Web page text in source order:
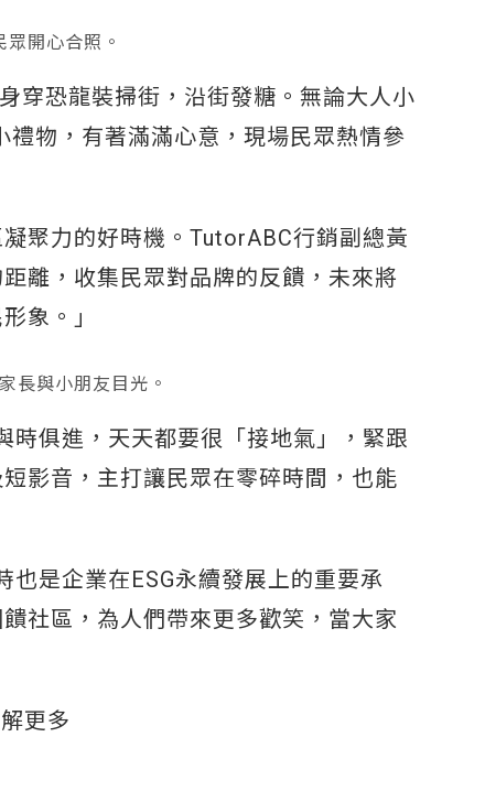
開心合照。
穿恐龍裝掃街，沿街發糖。無論大人小
物，有著滿滿心意，現場民眾熱情參
聚力的好時機。TutorABC行銷副總黃
離，收集民眾對品牌的反饋，未來將
象。」
長與小朋友目光。
時俱進，天天都要很「接地氣」，緊跟
影音，主打讓民眾在零碎時間，也能
是企業在ESG永續發展上的重要承
社區，為人們帶來更多歡笑，當大家
更多